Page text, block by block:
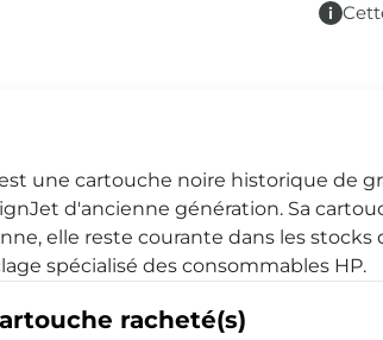
est une cartouche noire historique de
d'ancienne génération. Sa
elle reste courante dans les
spécialisé des consommables HP.
racheté(s)